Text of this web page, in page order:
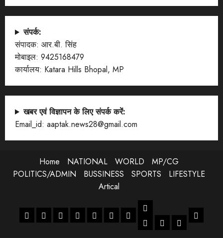
संपर्क:
संपादक: आर.बी. सिंह
मोबाइल: 9425168479
कार्यालय: Katara Hills Bhopal, MP
खबर एवं विज्ञापन के लिए संपर्क करें:
Email_id: aaptak.news28@gmail.com
Home NATIONAL WORLD
MP/CG
POLITICS/ADMIN
BUSSINESS SPORTS
LIFESTYLE
Artical
HomeNATIONAL
WORLDMP/CGPOLITICS/ADMIN
BUSSINESS
SPORTS
LIFESTYLE
ENTERTANMENT
JOB LIFESTYLE
Artical